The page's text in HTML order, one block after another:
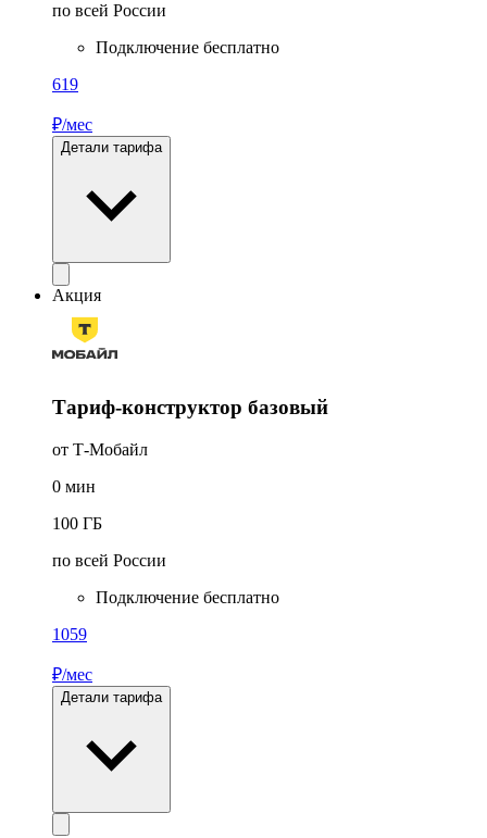
по всей России
Подключение бесплатно
619
₽/мес
Детали тарифа
Акция
Тариф-конструктор базовый
от Т‑Мобайл
0 мин
100 ГБ
по всей России
Подключение бесплатно
1059
₽/мес
Детали тарифа